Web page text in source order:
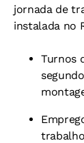
jornada de
instalada no
Turnos